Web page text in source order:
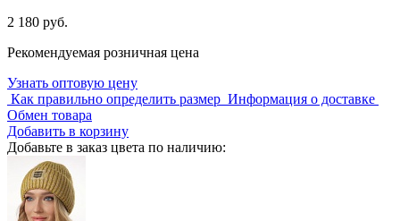
2 180 руб.
Рекомендуемая розничная цена
Узнать оптовую цену
Как правильно определить размер Информация о доставке
Обмен товара
Добавить в корзину
Добавьте в заказ цвета по наличию: